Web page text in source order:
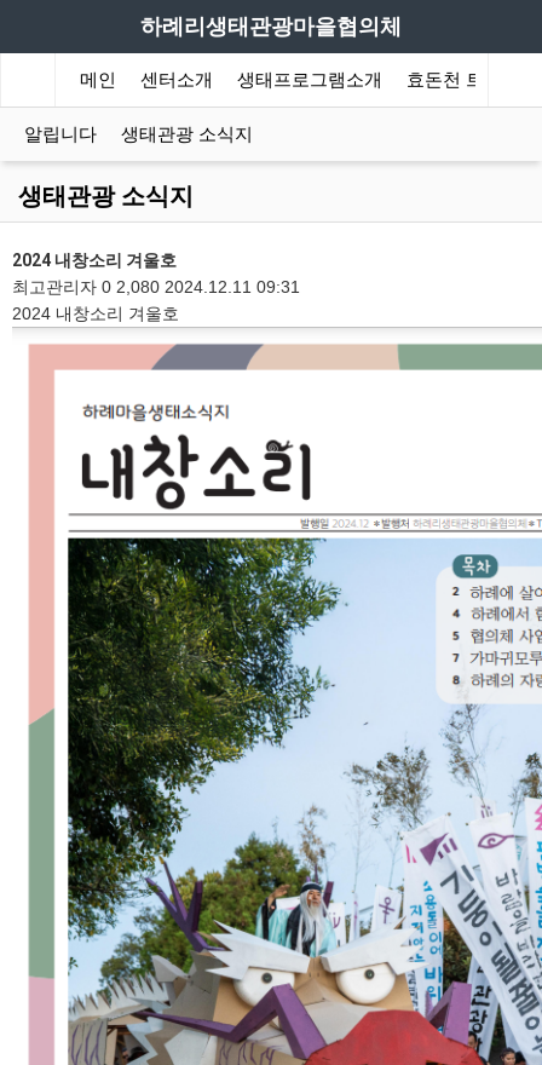
하례리생태관광마을협의체
메인 센터소개 생태프로그램소개 효돈천 트레킹
알립니다 생태관광 소식지
생태관광 소식지
2024 내창소리 겨울호
최고관리자 0 2,080 2024.12.11 09:31
2024 내창소리 겨울호